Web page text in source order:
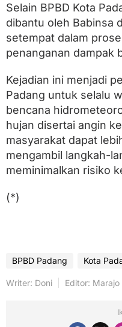
Selain BPBD Kota
dibantu oleh Babinsa
setempat dalam
penanganan dampak
Kejadian ini menjadi
Padang untuk selalu
bencana
hujan disertai angin
masyarakat dapat
mengambil langkah-
meminimalkan risiko
(*)
BPBD Padang Kota
Writer: Doni Editor: Marajo